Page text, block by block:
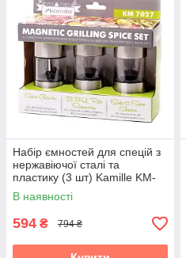
Набір ємностей для спецій з
нержавіючої сталі та
пластику (3 шт) Kamille KM-
7027
В наявності
594 ₴ 794 ₴